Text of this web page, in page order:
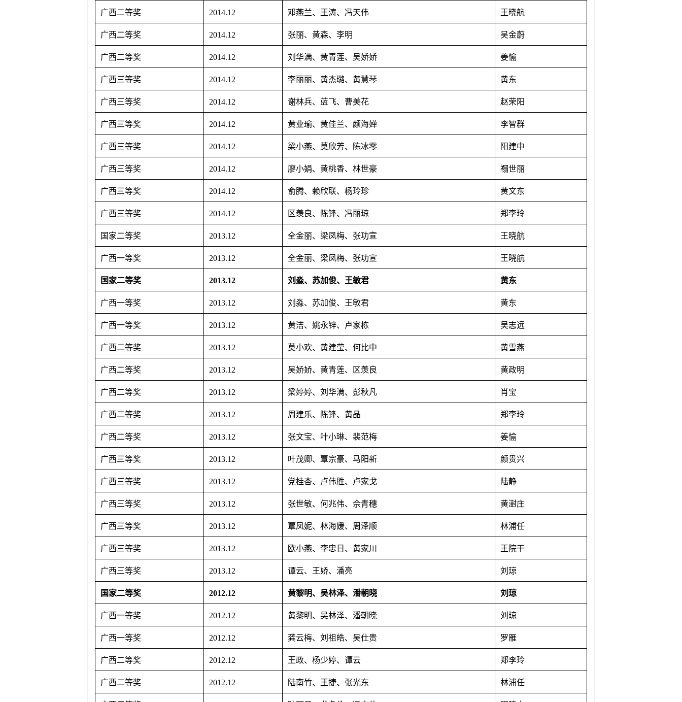
广西二等奖 2014.12 邓燕兰、王涛、冯天伟 王晓航
广西二等奖 2014.12 张丽、黄森、李明 吴金蔚
广西二等奖 2014.12 刘华满、黄青莲、吴娇娇 姜愉
广西三等奖 2014.12 李丽丽、黄杰璐、黄慧琴 黄东
广西三等奖 2014.12 谢林兵、蓝飞、曹美花 赵荣阳
广西三等奖 2014.12 黄业瑜、黄佳兰、颜海婵 李智群
广西三等奖 2014.12 梁小燕、莫欣芳、陈冰零 阳建中
广西三等奖 2014.12 廖小娟、黄桃香、林世豪 禤世丽
广西三等奖 2014.12 俞腾、赖欣联、杨玲珍 黄文东
广西三等奖 2014.12 区羡良、陈锋、冯丽琼 郑李玲
国家二等奖 2013.12 全金丽、梁凤梅、张功宣 王晓航
广西一等奖 2013.12 全金丽、梁凤梅、张功宣 王晓航
国家二等奖 2013.12 刘淼、苏加俊、王敏君 黄东
广西一等奖 2013.12 刘淼、苏加俊、王敏君 黄东
广西一等奖 2013.12 黄洁、姚永锌、卢家栋 吴志远
广西二等奖 2013.12 莫小欢、黄建莹、何比中 黄雪燕
广西二等奖 2013.12 吴娇娇、黄青莲、区羡良 黄政明
广西二等奖 2013.12 梁婷婷、刘华满、彭秋凡 肖宝
广西二等奖 2013.12 周建乐、陈锋、黄晶 郑李玲
广西二等奖 2013.12 张文宝、叶小琳、裴范梅 姜愉
广西三等奖 2013.12 叶茂卿、覃宗豪、马阳新 颜贵兴
广西三等奖 2013.12 党桂杏、卢伟胜、卢家戈 陆静
广西三等奖 2013.12 张世敏、何兆伟、佘青穗 黄澍庄
广西三等奖 2013.12 覃凤妮、林海媛、周泽顺 林浦任
广西三等奖 2013.12 欧小燕、李忠日、黄家川 王院干
广西三等奖 2013.12 谭云、王娇、潘亮 刘琼
国家二等奖 2012.12 黄黎明、吴林泽、潘朝晓 刘琼
广西一等奖 2012.12 黄黎明、吴林泽、潘朝晓 刘琼
广西一等奖 2012.12 龚云梅、刘祖皓、吴仕贵 罗雁
广西二等奖 2012.12 王政、杨少婷、谭云 郑李玲
广西二等奖 2012.12 陆南竹、王捷、张光东 林浦任